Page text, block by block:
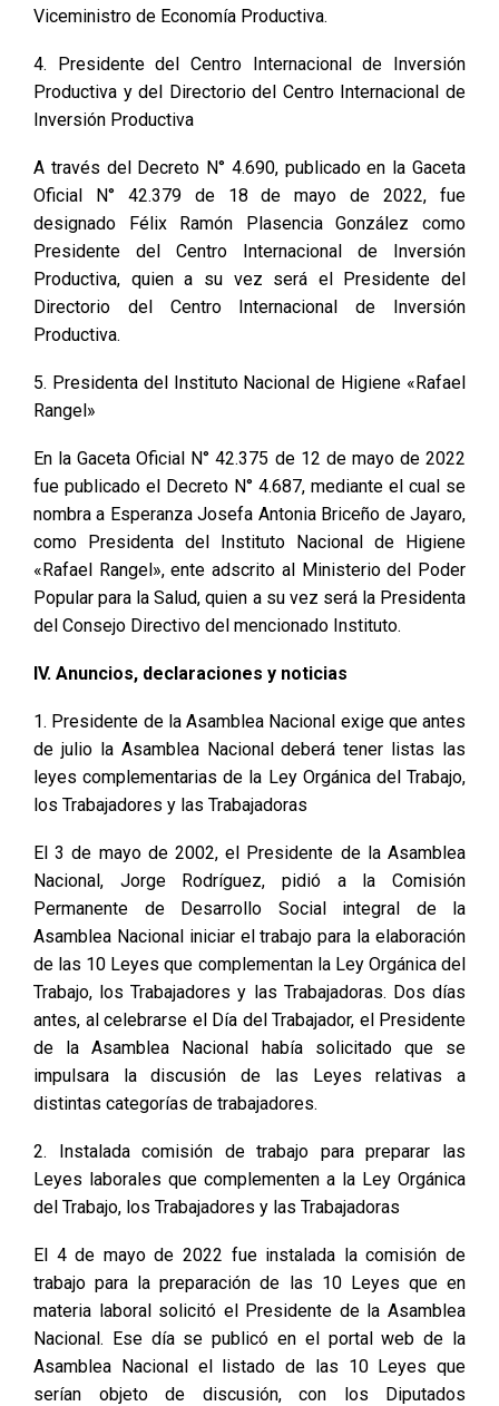
Viceministro de Economía Productiva.
4. Presidente del Centro Internacional de Inversión
Productiva y del Directorio del Centro Internacional de
Inversión Productiva
A través del Decreto N° 4.690, publicado en la Gaceta
Oficial N° 42.379 de 18 de mayo de 2022, fue
designado Félix Ramón Plasencia González como
Presidente del Centro Internacional de Inversión
Productiva, quien a su vez será el Presidente del
Directorio del Centro Internacional de Inversión
Productiva.
5. Presidenta del Instituto Nacional de Higiene «Rafael
Rangel»
En la Gaceta Oficial N° 42.375 de 12 de mayo de 2022
fue publicado el Decreto N° 4.687, mediante el cual se
nombra a Esperanza Josefa Antonia Briceño de Jayaro,
como Presidenta del Instituto Nacional de Higiene
«Rafael Rangel», ente adscrito al Ministerio del Poder
Popular para la Salud, quien a su vez será la Presidenta
del Consejo Directivo del mencionado Instituto.
IV. Anuncios, declaraciones y noticias
1. Presidente de la Asamblea Nacional exige que antes
de julio la Asamblea Nacional deberá tener listas las
leyes complementarias de la Ley Orgánica del Trabajo,
los Trabajadores y las Trabajadoras
El 3 de mayo de 2002, el Presidente de la Asamblea
Nacional, Jorge Rodríguez, pidió a la Comisión
Permanente de Desarrollo Social integral de la
Asamblea Nacional iniciar el trabajo para la elaboración
de las 10 Leyes que complementan la Ley Orgánica del
Trabajo, los Trabajadores y las Trabajadoras. Dos días
antes, al celebrarse el Día del Trabajador, el Presidente
de la Asamblea Nacional había solicitado que se
impulsara la discusión de las Leyes relativas a
distintas categorías de trabajadores.
2. Instalada comisión de trabajo para preparar las
Leyes laborales que complementen a la Ley Orgánica
del Trabajo, los Trabajadores y las Trabajadoras
El 4 de mayo de 2022 fue instalada la comisión de
trabajo para la preparación de las 10 Leyes que en
materia laboral solicitó el Presidente de la Asamblea
Nacional. Ese día se publicó en el portal web de la
Asamblea Nacional el listado de las 10 Leyes que
serían objeto de discusión, con los Diputados